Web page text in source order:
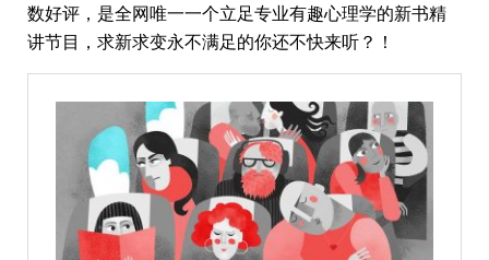
数好评，是全网唯一一个立足专业有趣心理学的新书精
讲节目，求新求变永不满足的你还不快来听？！